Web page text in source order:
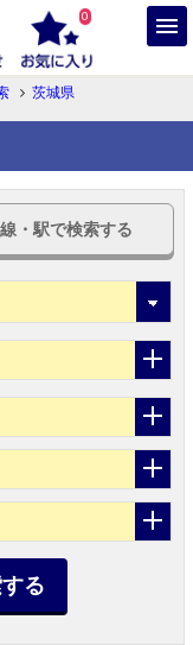
0
茨城県
・駅で検索する
る